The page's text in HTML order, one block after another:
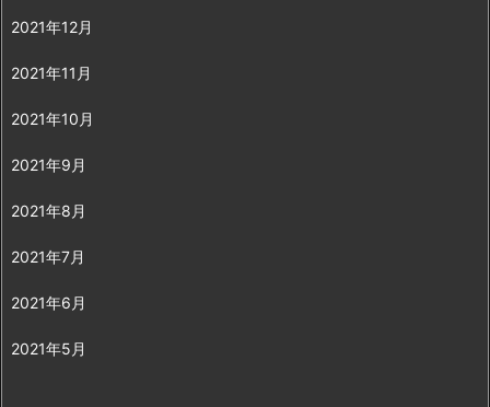
2021年12月
2021年11月
2021年10月
2021年9月
2021年8月
2021年7月
2021年6月
2021年5月